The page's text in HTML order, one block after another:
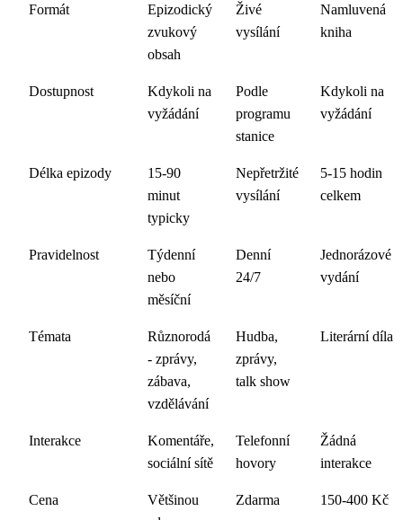
Formát
Epizodický
zvukový
obsah
Živé
vysílání
Namluvená
kniha
Dostupnost
Kdykoli na
vyžádání
Podle
programu
stanice
Kdykoli na
vyžádání
Délka epizody
15-90
minut
typicky
Nepřetržité
vysílání
5-15 hodin
celkem
Pravidelnost
Týdenní
nebo
měsíční
Denní
24/7
Jednorázové
vydání
Témata
Různorodá
- zprávy,
zábava,
vzdělávání
Hudba,
zprávy,
talk show
Literární díla
Interakce
Komentáře,
sociální sítě
Telefonní
hovory
Žádná
interakce
Cena
Většinou
Zdarma 150-400 Kč